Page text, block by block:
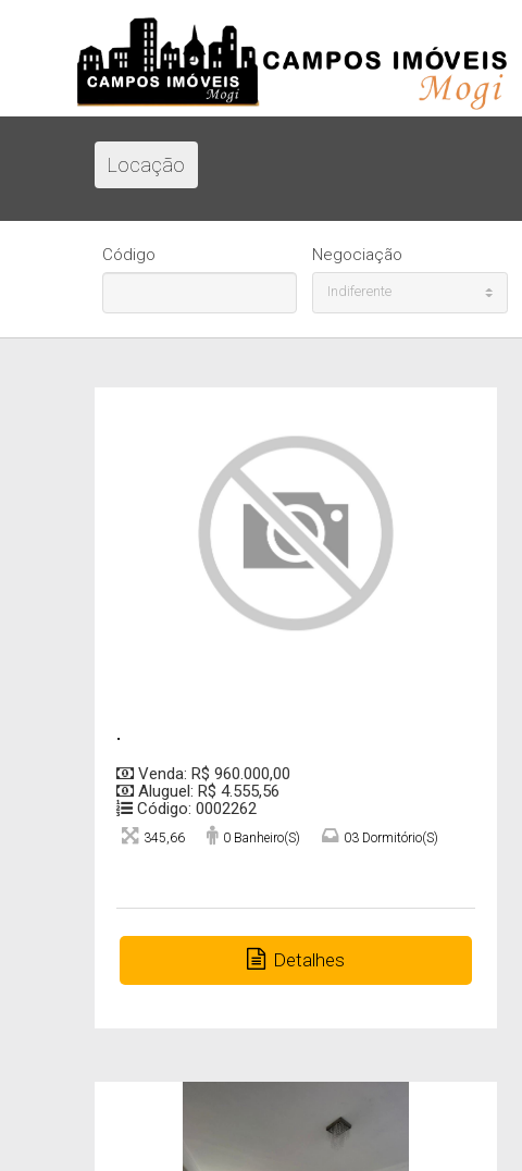
Locação
Código Negociação
Indiferente
.
Venda: R$ 960.000,00
Aluguel: R$ 4.555,56
Código: 0002262
345,66 0 Banheiro(s) 03 Dormitório(s)
Detalhes